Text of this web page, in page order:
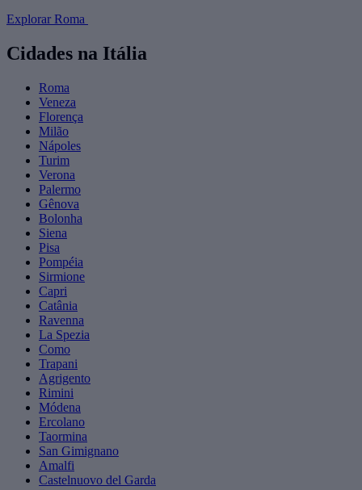
Explorar Roma
Cidades na Itália
Roma
Veneza
Florença
Milão
Nápoles
Turim
Verona
Palermo
Gênova
Bolonha
Siena
Pisa
Pompéia
Sirmione
Capri
Catânia
Ravenna
La Spezia
Como
Trapani
Agrigento
Rimini
Módena
Ercolano
Taormina
San Gimignano
Amalfi
Castelnuovo del Garda